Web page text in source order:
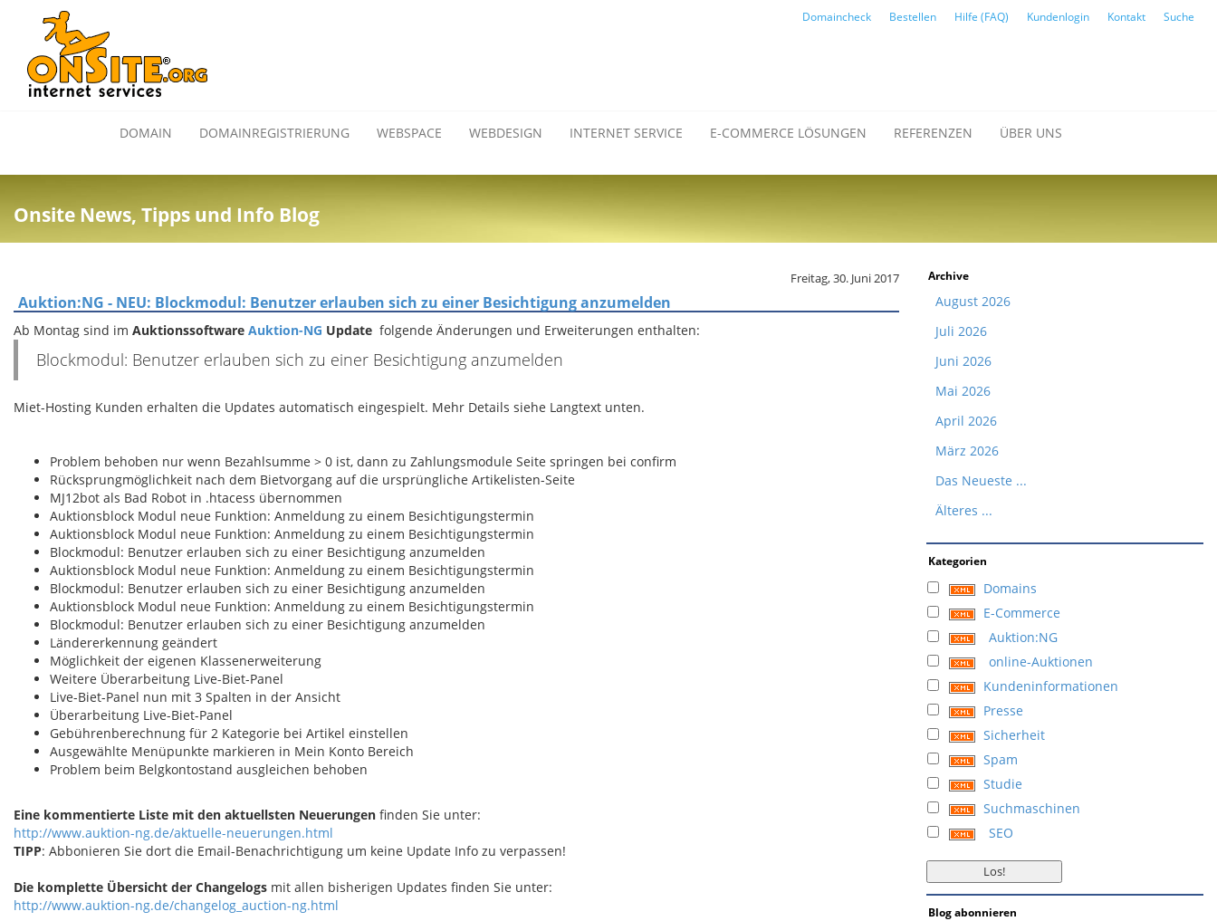
Domaincheck Bestellen Hilfe (FAQ) Kundenlogin Kontakt Suche
DOMAIN DOMAINREGISTRIERUNG WEBSPACE WEBDESIGN INTERNET SERVICE E-COMMERCE LÖSUNGEN REFERENZEN ÜBER UNS
Onsite News, Tipps und Info Blog
Freitag, 30. Juni 2017
Auktion:NG - NEU: Blockmodul: Benutzer erlauben sich zu einer Besichtigung anzumelden
Ab Montag sind im Auktionssoftware Auktion-NG Update folgende Änderungen und Erweiterungen enthalten:
Blockmodul: Benutzer erlauben sich zu einer Besichtigung anzumelden
Miet-Hosting Kunden erhalten die Updates automatisch eingespielt. Mehr Details siehe Langtext unten.
Problem behoben nur wenn Bezahlsumme > 0 ist, dann zu Zahlungsmodule Seite springen bei confirm
Rücksprungmöglichkeit nach dem Bietvorgang auf die ursprüngliche Artikelisten-Seite
MJ12bot als Bad Robot in .htacess übernommen
Auktionsblock Modul neue Funktion: Anmeldung zu einem Besichtigungstermin
Auktionsblock Modul neue Funktion: Anmeldung zu einem Besichtigungstermin
Blockmodul: Benutzer erlauben sich zu einer Besichtigung anzumelden
Auktionsblock Modul neue Funktion: Anmeldung zu einem Besichtigungstermin
Blockmodul: Benutzer erlauben sich zu einer Besichtigung anzumelden
Auktionsblock Modul neue Funktion: Anmeldung zu einem Besichtigungstermin
Blockmodul: Benutzer erlauben sich zu einer Besichtigung anzumelden
Ländererkennung geändert
Möglichkeit der eigenen Klassenerweiterung
Weitere Überarbeitung Live-Biet-Panel
Live-Biet-Panel nun mit 3 Spalten in der Ansicht
Überarbeitung Live-Biet-Panel
Gebührenberechnung für 2 Kategorie bei Artikel einstellen
Ausgewählte Menüpunkte markieren in Mein Konto Bereich
Problem beim Belgkontostand ausgleichen behoben
Eine kommentierte Liste mit den aktuellsten Neuerungen finden Sie unter:
http://www.auktion-ng.de/aktuelle-neuerungen.html
TIPP: Abbonieren Sie dort die Email-Benachrichtigung um keine Update Info zu verpassen!
Die komplette Übersicht der Changelogs mit allen bisherigen Updates finden Sie unter:
http://www.auktion-ng.de/changelog_auction-ng.html
Archive
August 2026
Juli 2026
Juni 2026
Mai 2026
April 2026
März 2026
Das Neueste ...
Älteres ...
Kategorien
Domains
E-Commerce
Auktion:NG
online-Auktionen
Kundeninformationen
Presse
Sicherheit
Spam
Studie
Suchmaschinen
SEO
Blog abonnieren